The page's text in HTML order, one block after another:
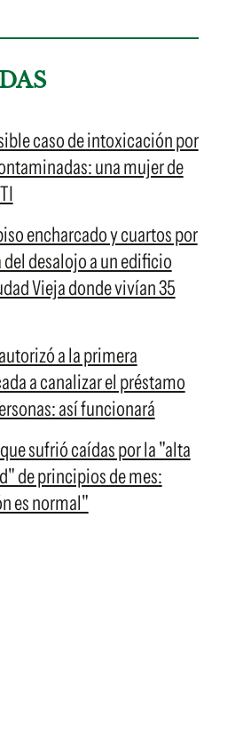
caso de intoxicación por
una mujer de
encharcado y cuartos por
desalojo a un edificio
Vieja donde vivían 35
a la primera
a canalizar el préstamo
así funcionará
sufrió caídas por la "alta
de principios de mes:
es normal"